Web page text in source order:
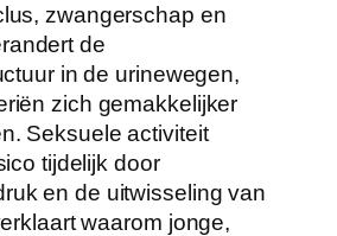
zwangerschap en
de
in de urinewegen,
zich gemakkelijker
Seksuele activiteit
tijdelijk door
en de uitwisseling van
waarom jonge,